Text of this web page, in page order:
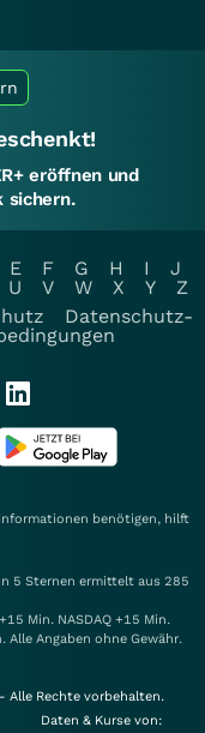
eröffnen und
sichern.
E F G H I
J
U V W X Y
Z
Datenschutz-
benötigen, hilft
5 Sternen ermittelt aus 285
Min. NASDAQ +15 Min.
Alle Angaben ohne Gewähr.
Rechte vorbehalten.
Daten & Kurse von: